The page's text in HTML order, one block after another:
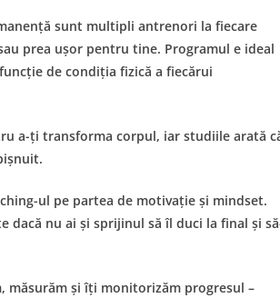
sunt multipli antrenori la fiecare
prea ușor pentru tine. Programul e ideal
de condiția fizică a fiecărui
a-ți transforma corpul, iar studiile arată
ul pe partea de motivație și mindset.
dacă nu ai și sprijinul să îl duci la final și
măsurăm și îți monitorizăm progresul –